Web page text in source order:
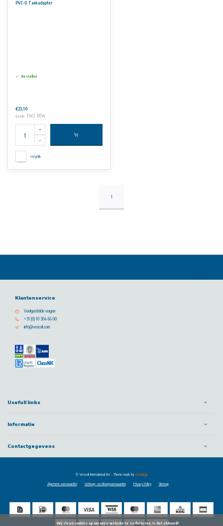
PVC-U Tankadapter
Bestellen
€23,10
€27,95 Incl. btw
Vergelijk
1
Klantenservice
Veelgestelde vragen
+31 (0) 10 304 66 00
info@vescoil.com
Usefull links
Informatie
Contactgegevens
Algemene voorwaarden Verkoop- en inkoopvoorwaarden Privacy Policy Sitemap
© Vescoil International BV - Theme made byWebdinge